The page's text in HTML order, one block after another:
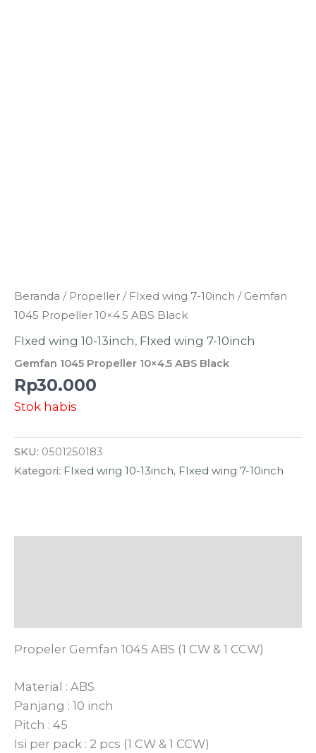
Beranda / Propeller / FIxed wing 7-10inch / Gemfan
1045 Propeller 10×4.5 ABS Black
FIxed wing 10-13inch, FIxed wing 7-10inch
Gemfan 1045 Propeller 10×4.5 ABS Black
Rp30.000
Stok habis
SKU: 0501250183
Kategori: FIxed wing 10-13inch, FIxed wing 7-10inch
Propeler Gemfan 1045 ABS (1 CW & 1 CCW)
Material : ABS
Panjang : 10 inch
Pitch : 45
Isi per pack : 2 pcs (1 CW & 1 CCW)